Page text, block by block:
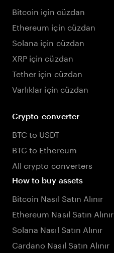
Bitcoin için cüzdan
Ethereum için cüzdan
Solana için cüzdan
XRP için cüzdan
Tether için cüzdan
Varlıklar için cüzdan
Crypto-converter
BTC to USDT
BTC to Ethereum
All crypto converters
How to buy assets
Bitcoin Nasıl Satın Alınır
Ethereum Nasıl Satın Alınır
Solana Nasıl Satın Alınır
Cardano Nasıl Satın Alınır